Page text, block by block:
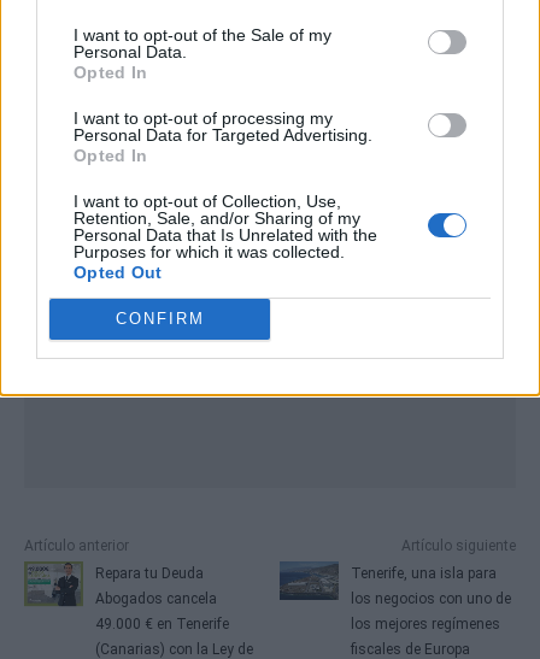
I want to opt-out of the Sale of my
Personal Data.
Opted In
I want to opt-out of processing my
Personal Data for Targeted Advertising.
Opted In
I want to opt-out of Collection, Use,
Retention, Sale, and/or Sharing of my
Personal Data that Is Unrelated with the
Purposes for which it was collected.
Opted Out
CONFIRM
Publicidad
Artículo anterior
Repara tu Deuda
Abogados cancela
49.000 € en Tenerife
(Canarias) con la Ley de
Artículo siguiente
Tenerife, una isla para
los negocios con uno de
los mejores regímenes
fiscales de Europa